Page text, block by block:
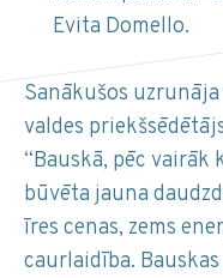
Evita Domello.
Sanākušos uzrunāja
valdes
“Bauskā, pēc vairāk
būvēta jauna
īres cenas, zems
caurlaidība.